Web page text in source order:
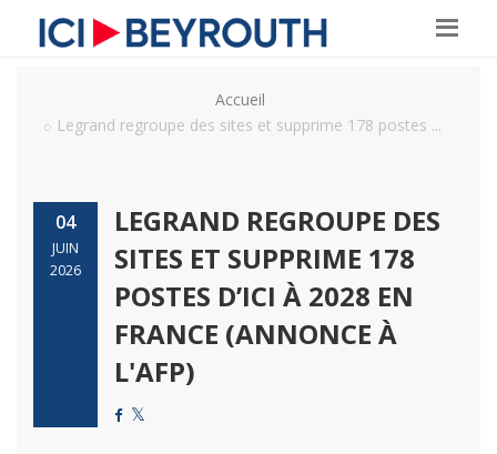
Accueil
Legrand regroupe des sites et supprime 178 postes ...
04
JUIN
2026
LEGRAND REGROUPE DES
SITES ET SUPPRIME 178
POSTES D’ICI À 2028 EN
FRANCE (ANNONCE À
L'AFP)